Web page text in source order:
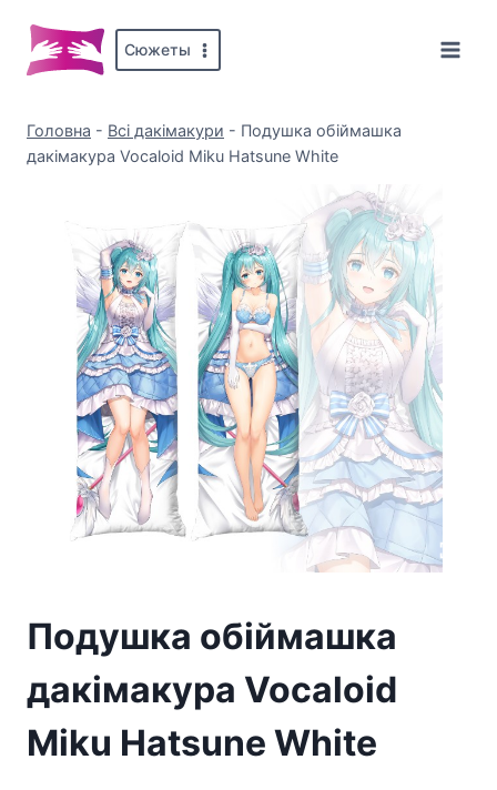
вмісту
Сюжеты
Головна - Всі дакімакури - Подушка обіймашка
дакімакура Vocaloid Miku Hatsune White
Подушка обіймашка
дакімакура Vocaloid
Miku Hatsune White